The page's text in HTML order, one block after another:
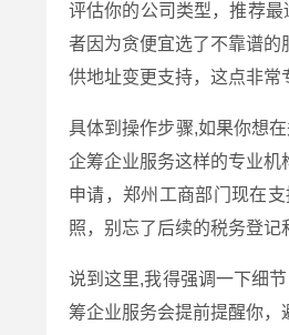
评估你的公司类型，推荐
者因为贪便宜选了不靠谱
供地址变更支持，这点非常
具体到操作步骤,如果你想
企筹企业服务这样的专业
申请，郑州工商部门现在
照，别忘了后续的税务登记
说到这里,我得强调一下细
筹企业服务会提前提醒你